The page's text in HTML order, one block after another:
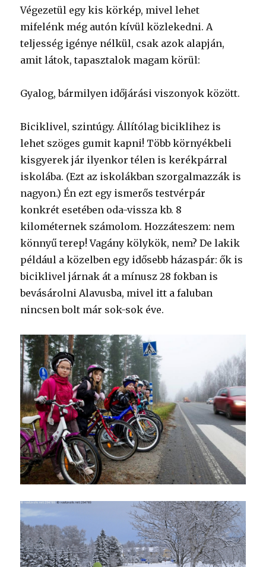
Végezetül egy kis körkép, mivel lehet
mifelénk még autón kívül közlekedni. A
teljesség igénye nélkül, csak azok alapján,
amit látok, tapasztalok magam körül:
Gyalog, bármilyen időjárási viszonyok között.
Biciklivel, szintúgy. Állítólag biciklihez is
lehet szöges gumit kapni! Több környékbeli
kisgyerek jár ilyenkor télen is kerékpárral
iskolába. (Ezt az iskolákban szorgalmazzák is
nagyon.) Én ezt egy ismerős testvérpár
konkrét esetében oda-vissza kb. 8
kilométernek számolom. Hozzáteszem: nem
könnyű terep! Vagány kölykök, nem? De lakik
például a közelben egy idősebb házaspár: ők is
biciklivel járnak át a mínusz 28 fokban is
bevásárolni Alavusba, mivel itt a faluban
nincsen bolt már sok-sok éve.